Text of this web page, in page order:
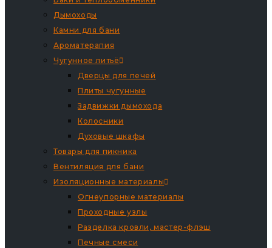
Дымоходы
Камни для бани
Ароматерапия
Чугунное литьё
Дверцы для печей
Плиты чугунные
Задвижки дымохода
Колосники
Духовые шкафы
Товары для пикника
Вентиляция для бани
Изоляционные материалы
Огнеупорные материалы
Проходные узлы
Разделка кровли, мастер-флэш
Печные смеси